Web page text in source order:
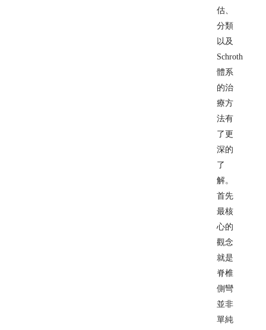
估、
分類
以及
Schroth
體系
的治
療方
法有
了更
深的
了
解。
首先
最核
心的
觀念
就是
脊椎
側彎
並非
單純